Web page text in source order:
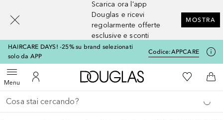
Scarica ora l'app
Douglas e ricevi
regolarmente offerte
esclusive e sconti
MOSTRA
HAIRCARE DAYS! -25% su brand selezionati
solo da APP
Codice:APPCARE
MenuApri menuAl Mio Account
A Douglas HomeAlla Mia
Al
Torna indietro
Esegui ricerca
[navigation.slideout.screenreader]